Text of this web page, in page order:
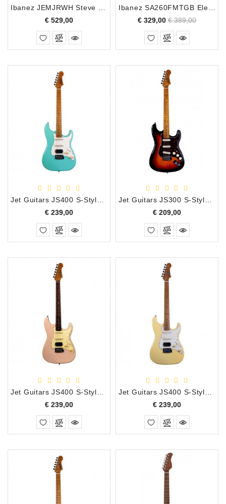
€ 529,00Prijs
€ 329,00 Normale
prijs
€ 389,00Prijs
€ 239,00Prijs
€ 209,00Prijs
Jet Guitars JS400 S-Style Electrische Gitaar Pink
€ 239,00Prijs
Jet Guitars JS400 S-Style Electrische Gitaar Vintage Yellow
€ 239,00Prijs